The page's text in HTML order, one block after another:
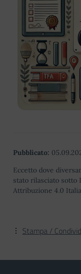
Pubblicato:
Eccetto dove
stato rilasciato sotto
Attribuzione 4.0
Stampa /